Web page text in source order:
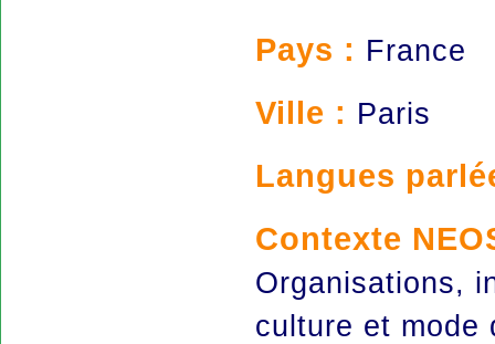
Pays : France
Ville : Paris
Langues
Contexte
Organisations,
culture et